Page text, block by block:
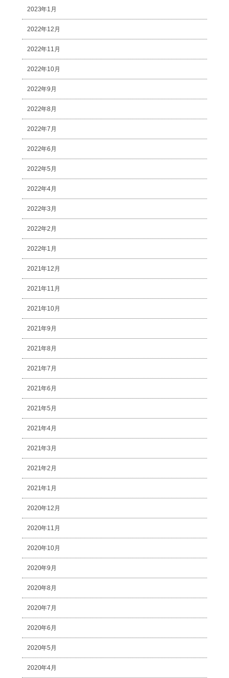
2023年1月
2022年12月
2022年11月
2022年10月
2022年9月
2022年8月
2022年7月
2022年6月
2022年5月
2022年4月
2022年3月
2022年2月
2022年1月
2021年12月
2021年11月
2021年10月
2021年9月
2021年8月
2021年7月
2021年6月
2021年5月
2021年4月
2021年3月
2021年2月
2021年1月
2020年12月
2020年11月
2020年10月
2020年9月
2020年8月
2020年7月
2020年6月
2020年5月
2020年4月